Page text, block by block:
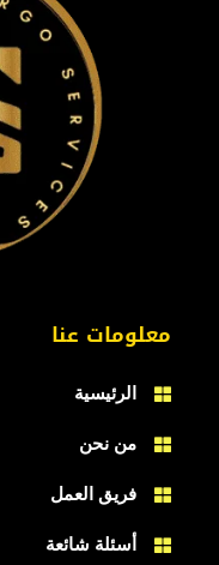
معلومات عنا
الرئيسية
من نحن
فريق العمل
أسئلة شائعة